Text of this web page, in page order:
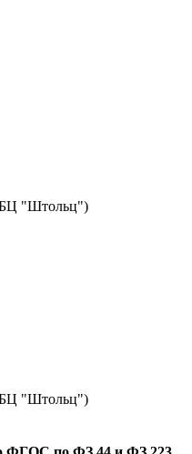
"Штольц")
"Штольц")